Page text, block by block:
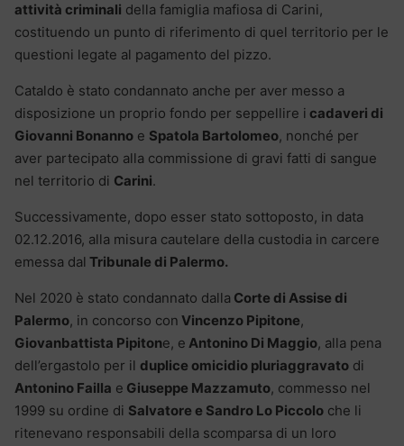
attività criminali della famiglia mafiosa di Carini,
costituendo un punto di riferimento di quel territorio per le
questioni legate al pagamento del pizzo.
Cataldo è stato condannato anche per aver messo a
disposizione un proprio fondo per seppellire i cadaveri di
Giovanni Bonanno e Spatola Bartolomeo, nonché per
aver partecipato alla commissione di gravi fatti di sangue
nel territorio di Carini.
Successivamente, dopo esser stato sottoposto, in data
02.12.2016, alla misura cautelare della custodia in carcere
emessa dal Tribunale di Palermo.
Nel 2020 è stato condannato dalla Corte di Assise di
Palermo, in concorso con Vincenzo Pipitone,
Giovanbattista Pipitone, e Antonino Di Maggio, alla pena
dell’ergastolo per il duplice omicidio pluriaggravato di
Antonino Failla e Giuseppe Mazzamuto, commesso nel
1999 su ordine di Salvatore e Sandro Lo Piccolo che li
ritenevano responsabili della scomparsa di un loro